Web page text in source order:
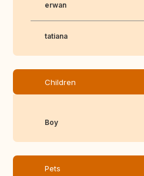
erwan
tatiana
Children
Boy
Pets